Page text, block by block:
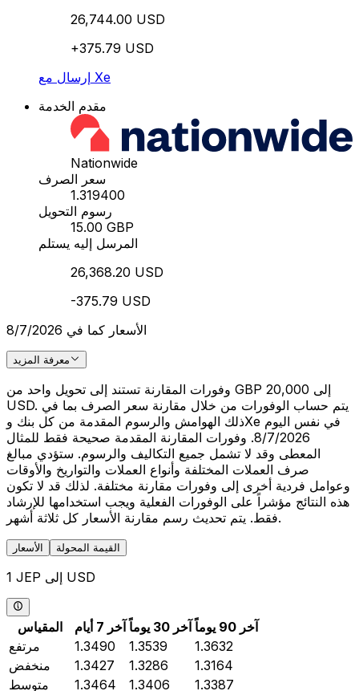
26,744.00 USD
+375.79 USD
إرسال مع Xe
مقدم الخدمة
Nationwide
سعر الصرف
1.319400
رسوم التحويل
15.00 GBP
المرسل إليه يستلم
26,368.20 USD
-375.79 USD
الأسعار كما في 8/7/2026
معرفة المزيد
وفورات المقارنة تستند إلى تحويل واحد من GBP 20,000 إلى
USD. يتم حساب الوفورات من خلال مقارنة سعر الصرف بما في
ذلك الهوامش والرسوم المقدمة من كل بنك وXe في نفس اليوم
8/7/2026. وفورات المقارنة المقدمة صحيحة فقط للمثال
المعطى وقد لا تشمل جميع التكاليف والرسوم. ستؤدي مبالغ
صرف العملات المختلفة وأنواع العملات والتواريخ والأوقات
وعوامل فردية أخرى إلى وفورات مقارنة مختلفة. لذلك قد لا تكون
هذه النتائج مؤشراً على الوفورات الفعلية ويجب استخدامها للإرشاد
فقط. يتم تحديث رسم مقارنة الأسعار كل ثلاثة أشهر.
الأسعار القيمة المحولة
1 JEP إلى USD
المقياس آخر 7 أيام آخر 30 يوماً
آخر 90 يوماً
مرتفع
1.3490 1.3539
1.3632
منخفض
1.3427 1.3286
1.3164
متوسط
1.3464 1.3406
1.3387